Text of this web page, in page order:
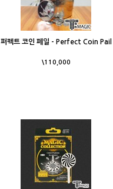
퍼펙트 코인 페일 - Perfect Coin Pail
\110,000